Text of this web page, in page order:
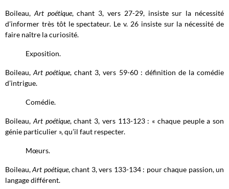
Boileau, Art poétique, chant 3, vers 27-29, insiste sur la nécessité
d’informer très tôt le spectateur. Le v. 26 insiste sur la nécessité de
faire naître la curiosité.
Exposition.
Boileau,Art poétique, chant 3, vers 59-60 : définition de la comédie
d’intrigue.
Comédie.
Boileau, Art poétique, chant 3, vers 113-123 : « chaque peuple a son
génie particulier », qu’il faut respecter.
Mœurs.
Boileau,Art poétique, chant 3, vers 133-134 : pour chaque passion, un
langage différent.